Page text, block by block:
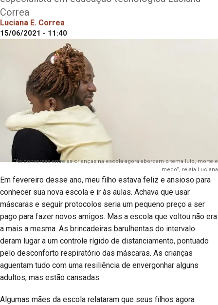
Correa
Luciana E. Correa
15/06/2021 - 11:40
“As conversas entre as crianças na escola agora abordam o tema luto, morte e
medo”, relata Luciana
Em fevereiro desse ano, meu filho estava feliz e ansioso para
conhecer sua nova escola e ir às aulas. Achava que usar
máscaras e seguir protocolos seria um pequeno preço a ser
pago para fazer novos amigos. Mas a escola que voltou não era
a mais a mesma. As brincadeiras barulhentas do intervalo
deram lugar a um controle rígido de distanciamento, pontuado
pelo desconforto respiratório das máscaras. As crianças
aguentam tudo com uma resiliência de envergonhar alguns
adultos, mas estão cansadas.
Algumas mães da escola relataram que seus filhos agora